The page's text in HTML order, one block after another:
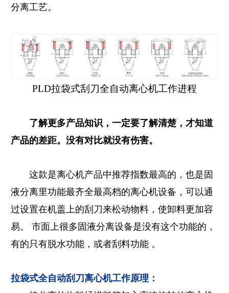
分离工艺。
PLD拉袋式刮刀全自动离心机工作进程
了解更多产品知识，一定要了解清楚，才知道
产品的差距。没有对比就没有伤害。
这款是离心机产品中推荐指数最高的，也是固
液分离里功能最齐全最高档的离心机设备，可以通
过设置在机盖上的刮刀来松动物料，使卸料更加容
易。 市面上很多固液分离设备是没有这个功能的，
有的只有脱水功能，或者刮料功能 。
拉袋式全自动刮刀离心机工作原理：